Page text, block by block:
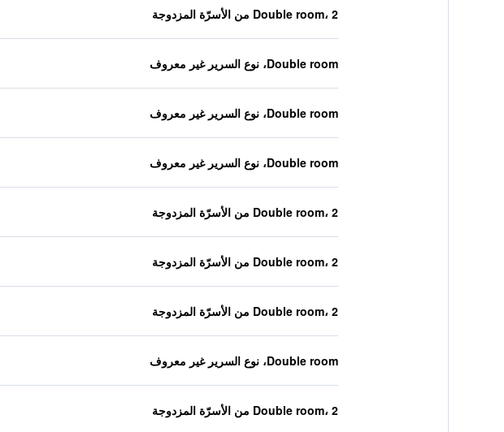
Double room، 2 من الأسرّة المزدوجة
Double room، نوع السرير غير معروف
Double room، نوع السرير غير معروف
Double room، نوع السرير غير معروف
Double room، 2 من الأسرّة المزدوجة
Double room، 2 من الأسرّة المزدوجة
Double room، 2 من الأسرّة المزدوجة
Double room، نوع السرير غير معروف
Double room، 2 من الأسرّة المزدوجة